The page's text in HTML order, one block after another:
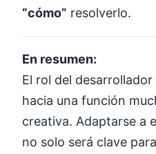
“cómo” resolverlo.
En resumen:
El rol del
hacia una función
creativa. Adaptarse a
no solo será clave